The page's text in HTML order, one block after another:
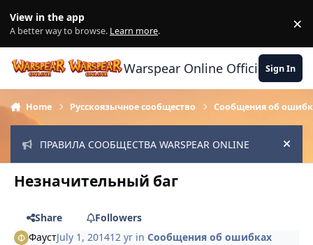
View in the app
A better way to browse. Learn more. ×
Warspear Online Official Forum
Sign In
Home Русскоязычное сообщество Сообщения об
ПРАВИЛА СООБЩЕСТВА WARSPEAR ONLINE Hide
Незначительный баг
Share
Followers
ФаустJuly 1, 201412 yr in Сообщения об ошибках